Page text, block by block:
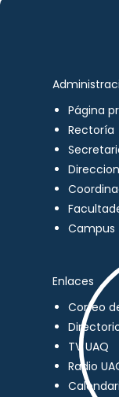
Página
Rectoría
Campus
Enlaces
Correo
TV UAQ
Radio